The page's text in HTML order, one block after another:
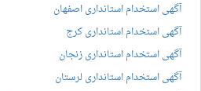
آگهی استخدام استانداری اصفهان
آگهی استخدام استانداری کرج
آگهی استخدام استانداری زنجان
آگهی استخدام استانداری لرستان